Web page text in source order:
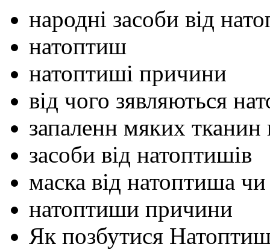
народні засоби від
натоптиш
натоптиші причини
від чого зявляються
запаленн мяких
засоби від натоптишів
маска від натоптиша
натоптиши причини
Як позбутися